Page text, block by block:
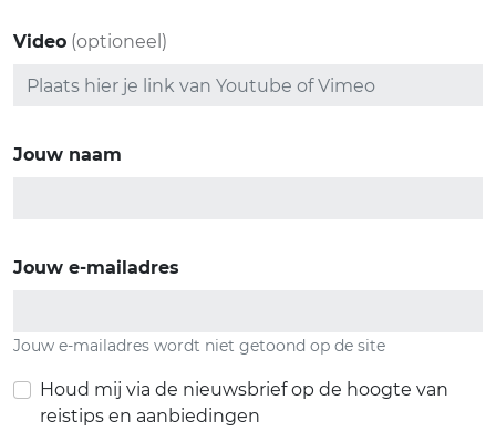
Video (optioneel)
Jouw naam
Jouw e-mailadres
Jouw e-mailadres wordt niet getoond op de site
Houd mij via de nieuwsbrief op de hoogte van
reistips en aanbiedingen